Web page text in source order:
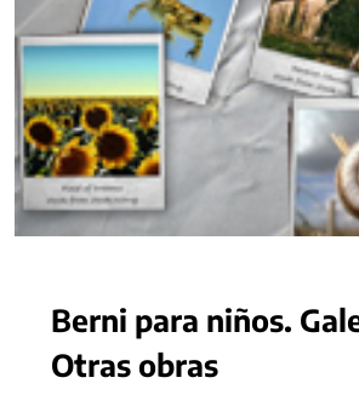
Berni para niños.
Otras obras